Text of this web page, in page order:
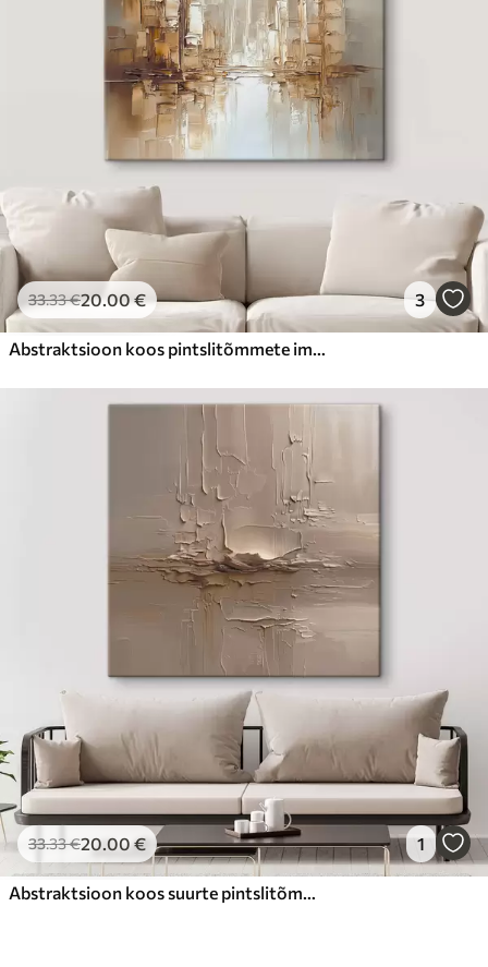
33.33€20.00€ 3
Abstraktsioon koos pintslitõmmete imitatsiooniga
33.33€20.00 € 1
Abstraktsioon koos suurte pintslitõmmete jäljendamisega